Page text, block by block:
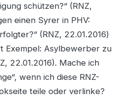
schützen?“ (RNZ,
einen Syrer in PHV:
(RNZ, 22.01.2016)
Exempel: Asylbewerber zu
22.01.2016). Mache ich
wenn ich diese RNZ-
teile oder verlinke?